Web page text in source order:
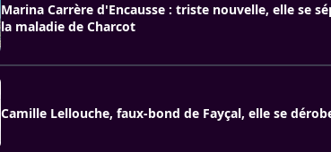
Marina Carrère d'Encausse : triste nouvelle, elle se
la maladie de Charcot
Camille Lellouche, faux-bond de Fayçal, elle se